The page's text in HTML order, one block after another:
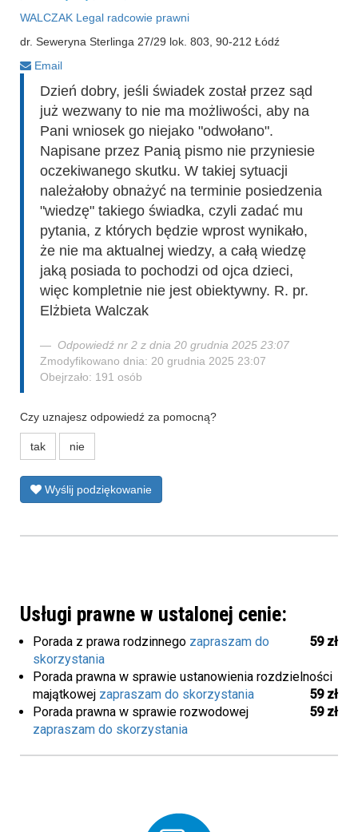
WALCZAK Legal radcowie prawni
dr. Seweryna Sterlinga 27/29 lok. 803, 90-212 Łódź
Email
Dzień dobry, jeśli świadek został przez sąd
już wezwany to nie ma możliwości, aby na
Pani wniosek go niejako "odwołano".
Napisane przez Panią pismo nie przyniesie
oczekiwanego skutku. W takiej sytuacji
należałoby obnażyć na terminie posiedzenia
"wiedzę" takiego świadka, czyli zadać mu
pytania, z których będzie wprost wynikało,
że nie ma aktualnej wiedzy, a całą wiedzę
jaką posiada to pochodzi od ojca dzieci,
więc kompletnie nie jest obiektywny. R. pr.
Elżbieta Walczak
Odpowiedź nr 2 z dnia 20 grudnia 2025 23:07
Zmodyfikowano dnia: 20 grudnia 2025 23:07
Obejrzało: 191 osób
Czy uznajesz odpowiedź za pomocną?
tak nie
Wyślij podziękowanie
Usługi prawne w ustalonej cenie:
Porada z prawa rodzinnego 59 zł
zapraszam do
skorzystania
Porada prawna w sprawie ustanowienia rozdzielności
majątkowej
59 zł
zapraszam do skorzystania
Porada prawna w sprawie rozwodowej
59 zł
zapraszam do skorzystania